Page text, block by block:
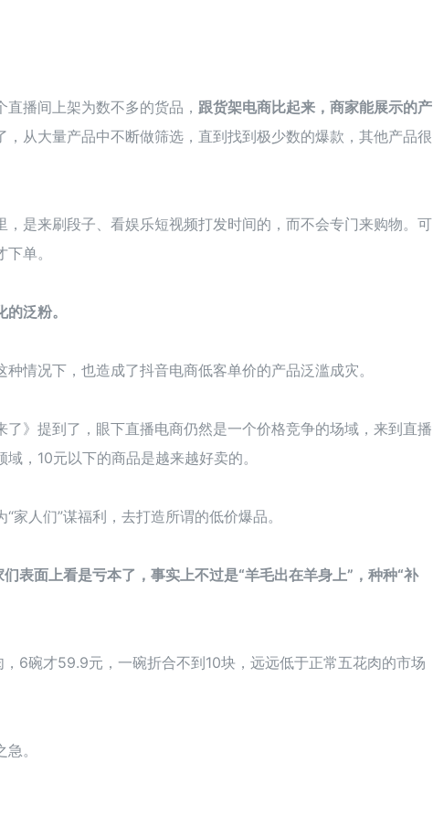
播间上架为数不多的货品， 跟货架电商比起来，商家能展示的产
从大量产品中不断做筛选，直到找到极少数的爆款，其他产品很
是来刷段子、看娱乐短视频打发时间的，而不会专门来购物。可
单。
泛粉。
情况下，也造成了抖音电商低客单价的产品泛滥成灾。
》提到了，眼下直播电商仍然是一个价格竞争的场域，来到直播
，10元以下的商品是越来越好卖的。
人们”谋福利，去打造所谓的低价爆品。
们表面上看是亏本了，事实上不过是“羊毛出在羊身上”，种种“补
6碗才59.9元，一碗折合不到10块，远远低于正常五花肉的市场
。